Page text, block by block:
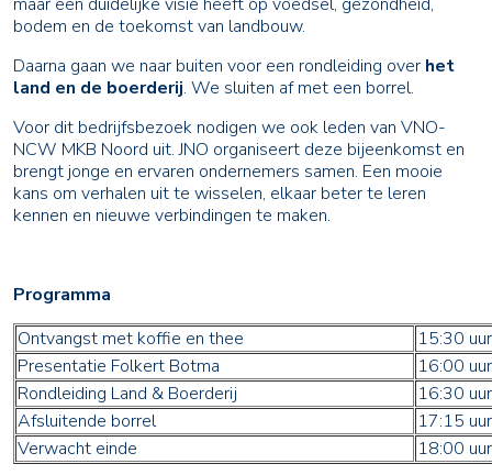
bodem en de toekomst van landbouw.
Daarna gaan we naar buiten voor een rondleiding over het
land en de boerderij. We sluiten af met een borrel.
Voor dit bedrijfsbezoek nodigen we ook leden van VNO-
NCW MKB Noord uit. JNO organiseert deze bijeenkomst en
brengt jonge en ervaren ondernemers samen. Een mooie
kans om verhalen uit te wisselen, elkaar beter te leren
kennen en nieuwe verbindingen te maken.
Programma
Ontvangst met koffie en thee
15:30 uur
Presentatie Folkert Botma
16:00 uur
Rondleiding Land & Boerderij
16:30
Afsluitende borrel
17:15 uur
Verwacht einde
18:00 uur